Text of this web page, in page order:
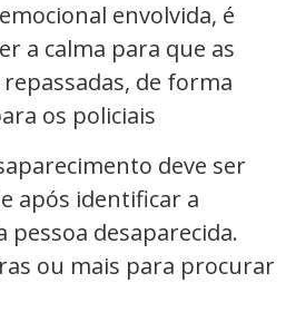
envolvida, é
a calma para que as
de forma
os policiais
deve ser
após identificar a
desaparecida.
ou mais para procurar